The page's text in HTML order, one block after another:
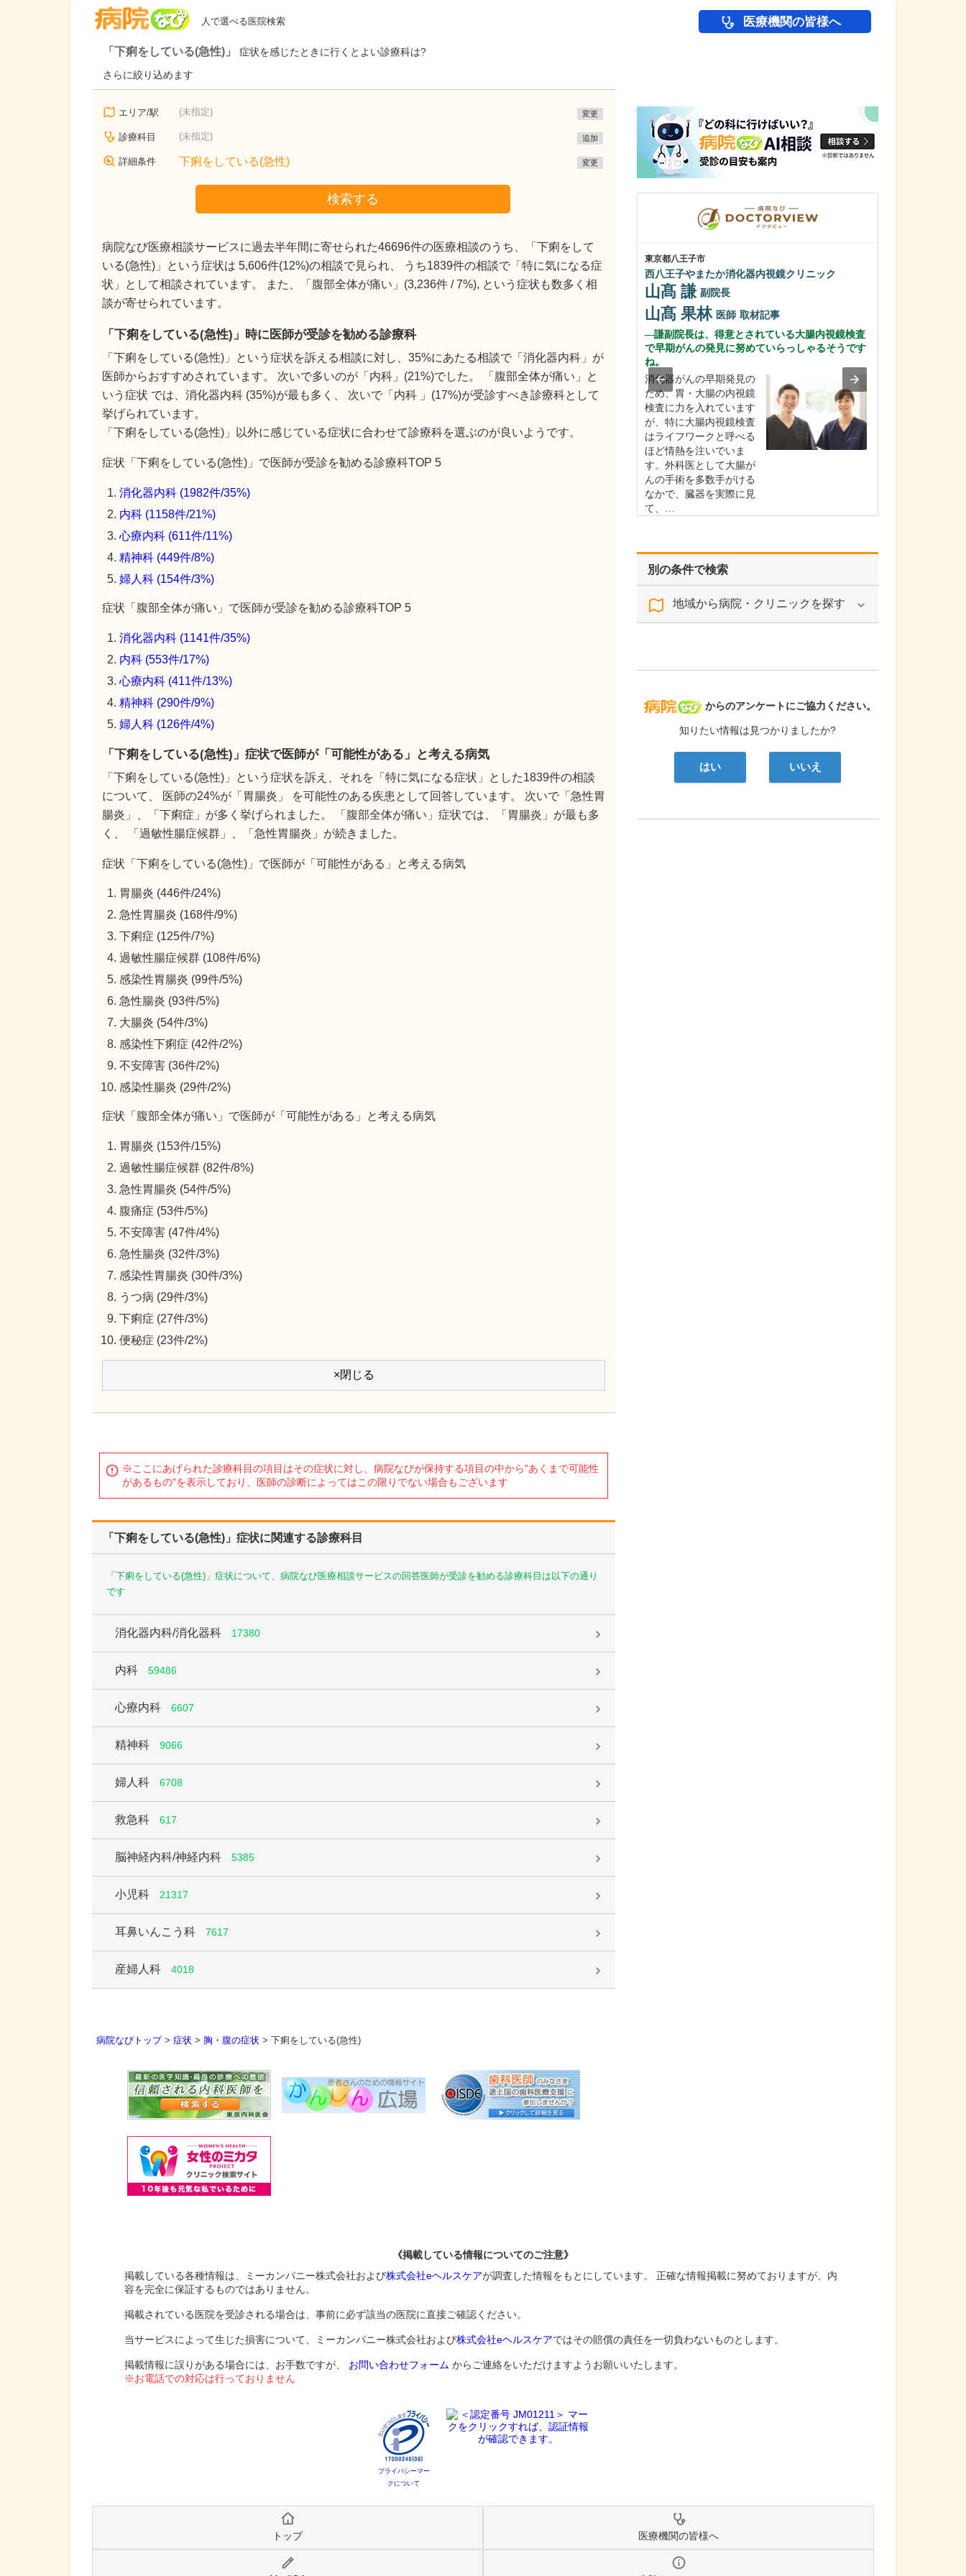
人で選べる医院検索 医療機関の皆様へ
「下痢をしている(急性)」
症状を感じたときに行くとよい診療科は?
さらに絞り込めます
エリア/駅 (未指定) 変更
診療科目 (未指定) 追加
詳細条件 下痢をしている(急性) 変更
検索する
病院なび医療相談サービスに過去半年間に寄せられた46696件の医療相談のうち、「下痢をして
いる(急性)」という症状は 5,606件(12%)の相談で見られ、 うち1839件の相談で「特に気になる症
状」として相談されています。 また、「腹部全体が痛い」(3,236件 / 7%), という症状も数多く相
談が寄せられています。
「下痢をしている(急性)」時に医師が受診を勧める診療科
「下痢をしている(急性)」という症状を訴える相談に対し、35%にあたる相談で「消化器内科」が
医師からおすすめされています。 次いで多いのが「内科」(21%)でした。 「腹部全体が痛い」と
いう症状 では、消化器内科 (35%)が最も多く、 次いで「内科 」(17%)が受診すべき診療科として
挙げられています。
「下痢をしている(急性)」以外に感じている症状に合わせて診療科を選ぶのが良いようです。
症状「下痢をしている(急性)」で医師が受診を勧める診療科TOP 5
消化器内科 (1982件/35%)
内科 (1158件/21%)
心療内科 (611件/11%)
精神科 (449件/8%)
婦人科 (154件/3%)
症状「腹部全体が痛い」で医師が受診を勧める診療科TOP 5
消化器内科 (1141件/35%)
内科 (553件/17%)
心療内科 (411件/13%)
精神科 (290件/9%)
婦人科 (126件/4%)
「下痢をしている(急性)」症状で医師が「可能性がある」と考える病気
「下痢をしている(急性)」という症状を訴え、それを「特に気になる症状」とした1839件の相談
について、 医師の24%が「胃腸炎」 を可能性のある疾患として回答しています。 次いで「急性胃
腸炎」、「下痢症」が多く挙げられました。 「腹部全体が痛い」症状では、「胃腸炎」が最も多
く、 「過敏性腸症候群」、「急性胃腸炎」が続きました。
症状「下痢をしている(急性)」で医師が「可能性がある」と考える病気
胃腸炎 (446件/24%)
急性胃腸炎 (168件/9%)
下痢症 (125件/7%)
過敏性腸症候群 (108件/6%)
感染性胃腸炎 (99件/5%)
急性腸炎 (93件/5%)
大腸炎 (54件/3%)
感染性下痢症 (42件/2%)
不安障害 (36件/2%)
感染性腸炎 (29件/2%)
症状「腹部全体が痛い」で医師が「可能性がある」と考える病気
胃腸炎 (153件/15%)
過敏性腸症候群 (82件/8%)
急性胃腸炎 (54件/5%)
腹痛症 (53件/5%)
不安障害 (47件/4%)
急性腸炎 (32件/3%)
感染性胃腸炎 (30件/3%)
うつ病 (29件/3%)
下痢症 (27件/3%)
便秘症 (23件/2%)
×閉じる
※ここにあげられた診療科目の項目はその症状に対し、病院なびが保持する項目の中から"あくまで可能性
があるもの"を表示しており、医師の診断によってはこの限りでない場合もございます
「下痢をしている(急性)」症状に関連する診療科目
「下痢をしている(急性)」症状について、病院なび医療相談サービスの回答医師が受診を勧める診療科目は以下の通り
です
消化器内科/消化器科 17380
内科 59486
心療内科 6607
精神科 9066
婦人科 6708
救急科 617
脳神経内科/神経内科 5385
小児科 21317
耳鼻いんこう科 7617
産婦人科 4018
別の条件で検索
地域から病院・クリニックを探す
病院なび
からのアンケートにご協力ください。
知りたい情報は見つかりましたか?
はい いいえ
東京都中野区
中野富士見町耳鼻咽喉科
冨岡 亮太
ください。
を積んできたこともあ
り、難聴や突発性難聴、
中耳炎をはじめ、耳鳴り
やめまいなどの診断・治
ます。難聴は原因によっ
まずは詳しい検査で「ど
東京都八王子市
西八王子やまたか消化器内視鏡クリニック
山髙 謙 副院長
山髙 果林 医師 取材記事
謙副院長は、得意とされている大腸内視鏡検査
で早期がんの発見に努めていらっしゃるそうです
ね。
消化器がんの早期発見の
ため、胃・大腸の内視鏡
検査に力を入れています
が、特に大腸内視鏡検査
はライフワークと呼べる
ほど情熱を注いでいま
す。外科医として大腸が
んの手術を多数手がける
なかで、臓器を実際に見
て、…
《掲載している情報についてのご注意》
掲載している各種情報は、ミーカンパニー株式会社および株式会社eヘルスケアが調査した情報をもとにしています。 正確な情報掲載に努めておりますが、内
容を完全に保証するものではありません。
掲載されている医院を受診される場合は、事前に必ず該当の医院に直接ご確認ください。
当サービスによって生じた損害について、ミーカンパニー株式会社および株式会社eヘルスケアではその賠償の責任を一切負わないものとします。
掲載情報に誤りがある場合には、お手数ですが、 お問い合わせフォーム からご連絡をいただけますようお願いいたします。
※お電話での対応は行っておりません
病院なびトップ> 症状 > 胸・腹の症状 > 下痢をしている(急性)
プライバシーマー
クについて
トップ 医療機関の皆様へ